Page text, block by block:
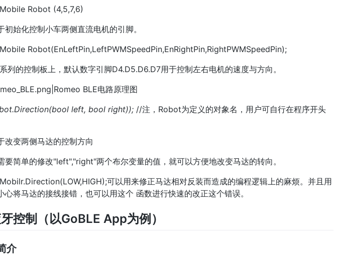
Robot (4,5,7,6)
初始化控制小车两侧直流电机的引脚。
Robot(EnLeftPin,LeftPWMSpeedPin,EnRightPin,RightPWMSpeedPin);
列的控制板上，默认数字引脚D4.D5.D6.D7用于控制左右电机的速度与方向。
BLE电路原理图
left, bool right)); //注，Robot为定义的对象名，用户可自行在程序开头
改变两侧马达的控制方向
要简单的修改"left","right"两个布尔变量的值，就可以方便地改变马达的转向。
可以用来修正马达相对反装而造成的编程逻辑上的麻烦。并且用
心将马达的接线接错，也可以用这个 函数进行快速的改正这个错误。
控制（以GoBLE App为例）
介